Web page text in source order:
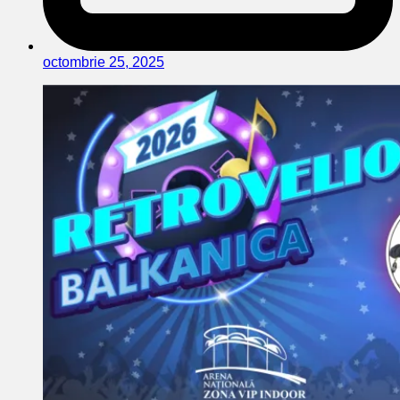
octombrie 25, 2025